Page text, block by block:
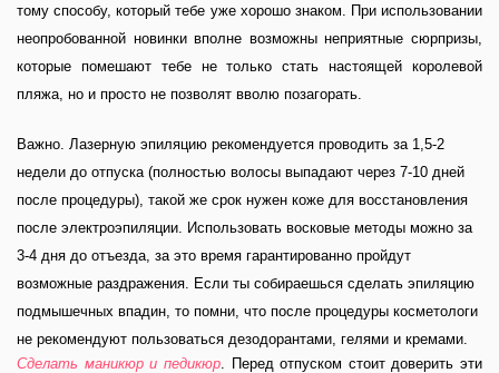
тому способу, который тебе уже хорошо знаком. При использовании
неопробованной новинки вполне возможны неприятные сюрпризы,
которые помешают тебе не только стать настоящей королевой
пляжа, но и просто не позволят вволю позагорать.
Важно. Лазерную эпиляцию рекомендуется проводить за 1,5-2
недели до отпуска (полностью волосы выпадают через 7-10 дней
после процедуры), такой же срок нужен коже для восстановления
после электроэпиляции. Использовать восковые методы можно за
3-4 дня до отъезда, за это время гарантированно пройдут
возможные раздражения. Если ты собираешься сделать эпиляцию
подмышечных впадин, то помни, что после процедуры косметологи
не рекомендуют пользоваться дезодорантами, гелями и кремами.
Сделать маникюр и педикюр. Перед отпуском стоит доверить эти